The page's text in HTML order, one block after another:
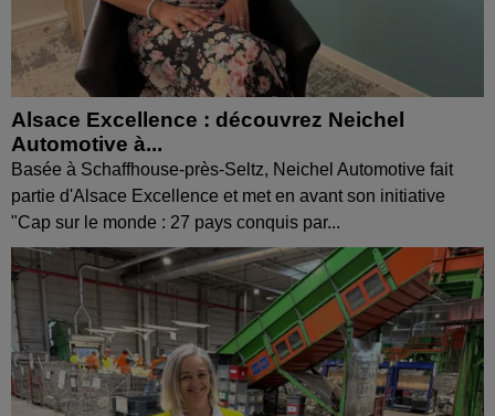
Alsace Excellence : découvrez Neichel
Automotive à...
Basée à Schaffhouse-près-Seltz, Neichel Automotive fait
partie d'Alsace Excellence et met en avant son initiative
"Cap sur le monde : 27 pays conquis par...